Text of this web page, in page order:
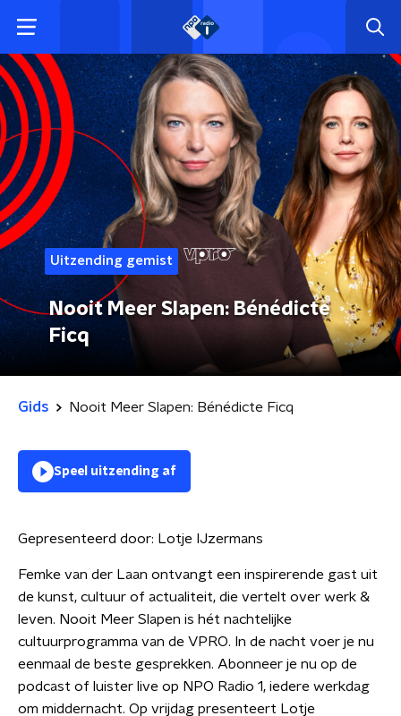
Uitzending gemist
Nooit Meer Slapen: Bénédicte
Ficq
Gids Nooit Meer Slapen: Bénédicte Ficq
Speel uitzending af
Gepresenteerd door: Lotje IJzermans
Femke van der Laan ontvangt een inspirerende gast uit
de kunst, cultuur of actualiteit, die vertelt over werk &
leven. Nooit Meer Slapen is hét nachtelijke
cultuurprogramma van de VPRO. In de nacht voer je nu
eenmaal de beste gesprekken. Abonneer je nu op de
podcast of luister live op NPO Radio 1, iedere werkdag
om middernacht. Op vrijdag presenteert Lotje